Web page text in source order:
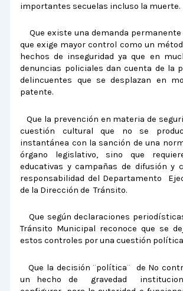
importantes secuelas incluso la muerte.
Que existe una demanda permanente
que exige mayor control como un
hechos de inseguridad ya que en
denuncias policiales dan cuenta de la
delincuentes que se desplazan en
patente.
Que la prevención en materia de
cuestión cultural que no se
instantánea con la sanción de una
órgano legislativo, sino que
educativas y campañas de difusión y
responsabilidad del Departamento
de la Dirección de Tránsito.
Que según declaraciones
Tránsito Municipal reconoce que se
estos controles por una cuestión
Que la decisión ¨política¨ de No
un hecho de gravedad